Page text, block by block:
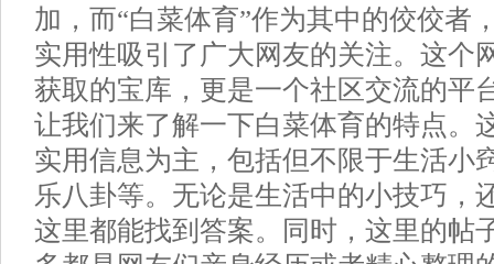
加，而“白菜体育”作为其中的佼佼者
实用性吸引了广大网友的关注。这个
获取的宝库，更是一个社区交流的平
让我们来了解一下白菜体育的特点。
实用信息为主，包括但不限于生活小
乐八卦等。无论是生活中的小技巧，
这里都能找到答案。同时，这里的帖